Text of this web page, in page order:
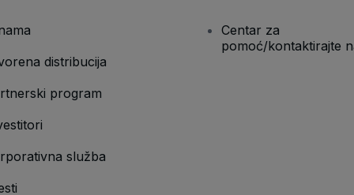
distribucija
program
služba
Centar za
pomoć/kontaktirajte